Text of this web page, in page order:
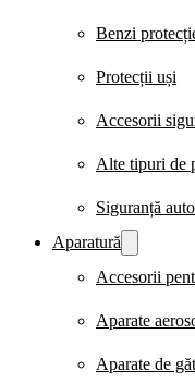
Benzi
Protecții uși
Accesorii
Alte tipuri de
Siguranță
Aparatură
Accesorii
Aparate
Aparate de